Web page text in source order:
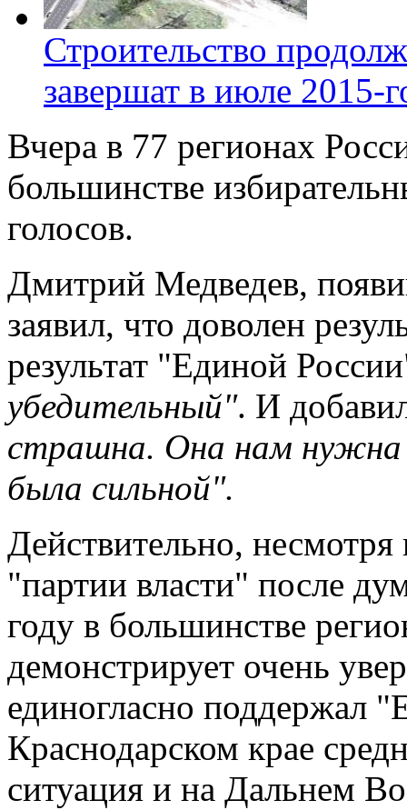
Строительство
завершат в июле 2015-
Вчера в 77 регионах
большинстве
голосов.
Дмитрий Медведев,
заявил, что доволен
результат "Единой
убедительный". И
страшна. Она нам
была сильной".
Действительно,
"партии власти" после
году в большинстве
демонстрирует очень
единогласно поддержал
Краснодарском крае
ситуация и на Дальнем